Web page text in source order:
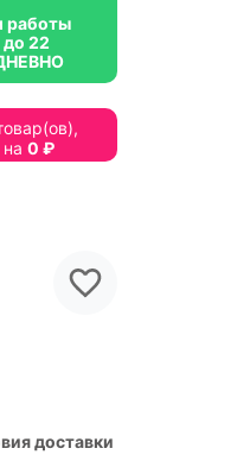
работы
до 22
на 0 ₽
доставки